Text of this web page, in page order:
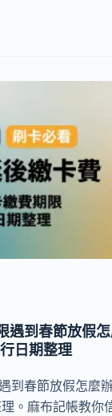
遇到春節放假
日期整理
到春節放假怎麼
。麻布記帳教你